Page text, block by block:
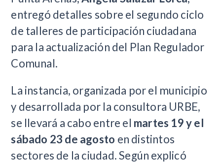
entregó detalles sobre el segundo ciclo
de talleres de participación ciudadana
para la actualización del Plan Regulador
Comunal.
La instancia, organizada por el municipio
y desarrollada por la consultora URBE,
se llevará a cabo entre el martes 19 y el
sábado 23 de agosto en distintos
sectores de la ciudad. Según explicó